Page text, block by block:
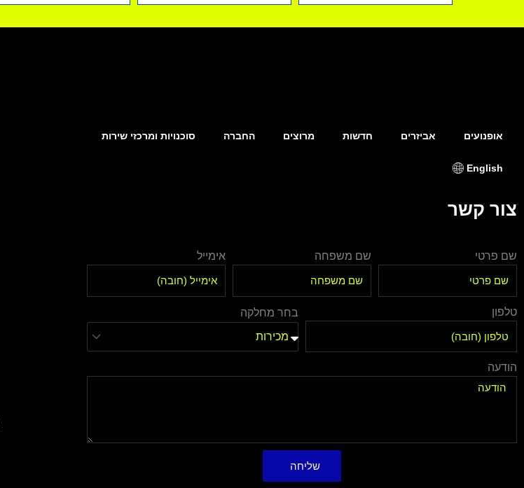
אופנועים אביזרים חדשות מרוצים החברה סוכנויות ומרכזי שירות
English
צור קשר
שם פרטי שם משפחה אימייל
טלפון בחר מחלקה
הודעה
שליחה